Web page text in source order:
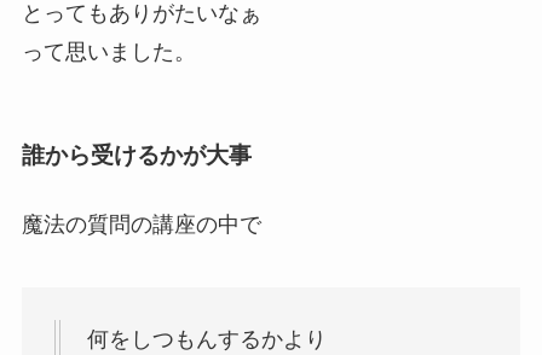
とってもありがたいなぁ
って思いました。
誰から受けるかが大事
魔法の質問の講座の中で
何をしつもんするかより